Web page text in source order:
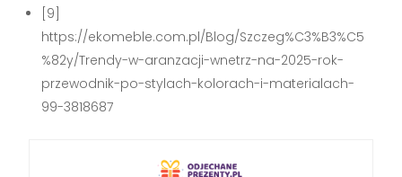
[9]
https://ekomeble.com.pl/Blog/Szczeg%C3%B3%C5
%82y/Trendy-w-aranzacji-wnetrz-na-2025-rok-
przewodnik-po-stylach-kolorach-i-materialach-
99-3818687